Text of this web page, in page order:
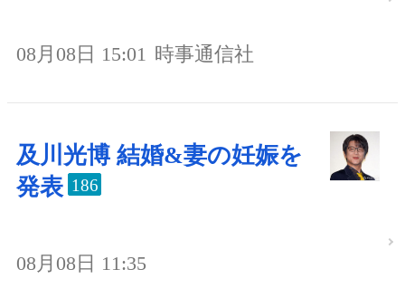
08月08日 15:01 時事通信社
及川光博 結婚&妻の妊娠を
発表 186
08月08日 11:35